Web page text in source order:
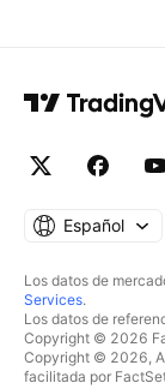
Español
Los datos de
Services.
Los datos de
Copyright © 2026
Copyright © 2026,
facilitada por